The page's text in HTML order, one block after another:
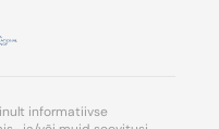
informatiivse